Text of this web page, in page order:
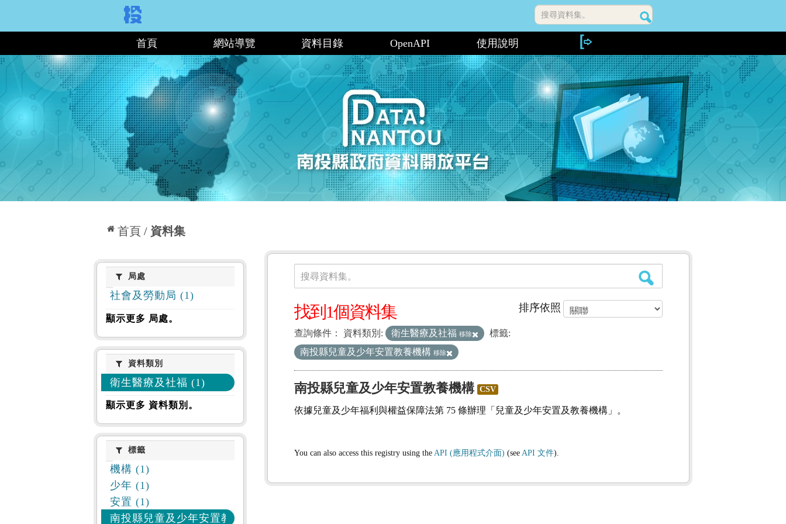
搜尋資料集。
首頁 網站導覽 資料目錄 OpenAPI 使用說明
首頁 資料集
局處局處
社會及勞動局 (1)
顯示更多 局處。
資料類別
資料類別
衛生醫療及社福 (1)
顯示更多 資料類別。
標籤標籤
機構 (1)
少年 (1)
安置 (1)
南投縣兒童及少年安置教養機構 (1)
資料集
搜尋資料集。
排序依照
找到1個資料集
查詢條件： 資料類別: 衛生醫療及社福 移除
標籤:
南投縣兒童及少年安置教養機構 移除
南投縣兒童及少年安置教養機構 CSV
依據兒童及少年福利與權益保障法第 75 條辦理「兒童及少年安置及教養機構」。
You can also access this registry using the API (應用程式介面) (see API 文件).